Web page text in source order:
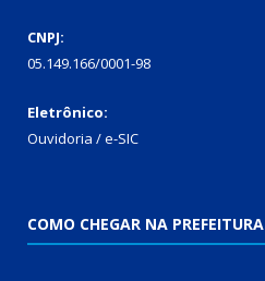
CNPJ:
05.149.166/0001-98
Eletrônico:
Ouvidoria / e-SIC
COMO CHEGAR NA PREFEITURA